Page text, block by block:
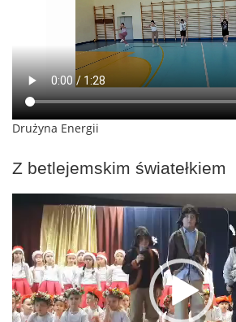
Drużyna Energii
Z betlejemskim światełkiem
Odtwarzacz